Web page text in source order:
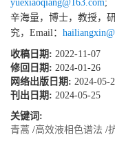
yuexiaoqiang@163.com;
辛海量，博士，教授，
究，Email：
收稿日期: 2022-11-07
修回日期: 2024-01-26
网络出版日期: 2024-05-
刊出日期: 2024-05-25
关键词:
青蒿 /高效液相色谱法 /